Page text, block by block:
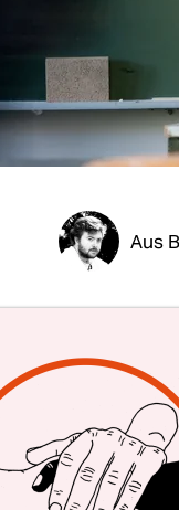
Aus
An jedem
Jahres
erhielt